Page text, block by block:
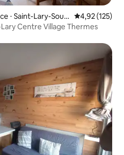
⋅ Saint-Lary-Soula Évaluation
4,92 (125)
Centre Village Thermes